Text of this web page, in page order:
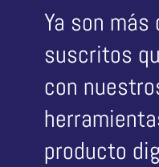
Ya son
suscritos
con
producto